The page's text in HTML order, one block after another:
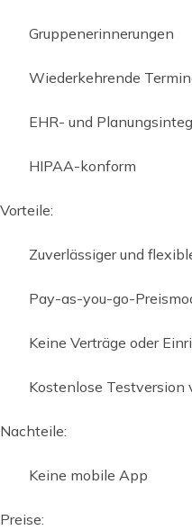
Gruppenerinnerungen
Wiederkehrende
EHR- und
HIPAA-konform
Vorteile:
Zuverlässiger und
Pay-as-you-go-
Keine Verträge oder
Kostenlose Testversion
Nachteile:
Keine mobile App
Preise: